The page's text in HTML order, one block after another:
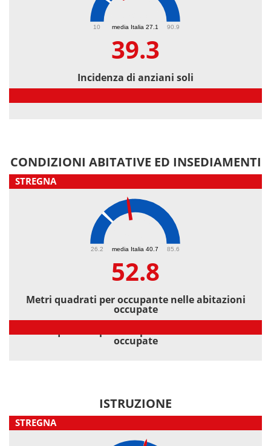
media Italia 27.1
10 90.9
39.3
Incidenza di anziani soli
CONDIZIONI ABITATIVE ED INSEDIAMENTI
STREGNA
media Italia 40.7
26.2 85.6
52.8
Metri quadrati per occupante nelle abitazioni
occupate
occupate
ISTRUZIONE
STREGNA